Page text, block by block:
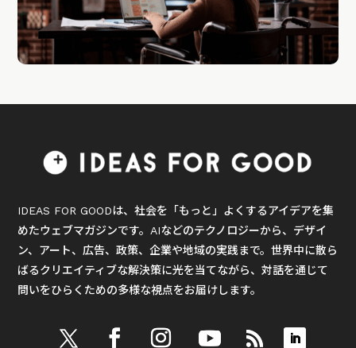
IDEAS FOR GOODは、社会を「もっと」よくするアイデアを集
めたウェブマガジンです。AIなどのテクノロジーから、デザイ
ン、アート、広告、政策、企業や地域の実践まで。世界中に散ら
ばるクリエイティブな解決策に光を当てながら、対話を通じて
問いをひらくための多様な視点をお届けします。